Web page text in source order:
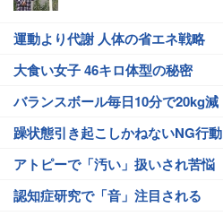
運動より代謝 人体の省エネ戦略
大食い女子 46キロ体型の秘密
バランスボール毎日10分で20kg減
躁状態引き起こしかねないNG行動
アトピーで「汚い」扱いされ苦悩
認知症研究で「音」注目される